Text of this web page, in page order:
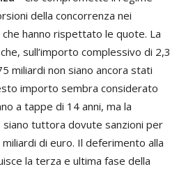
della concorrenza nei
hanno rispettato le quote. La
sull’importo complessivo di 2,3
miliardi non siano ancora stati
importo sembra considerato
a tappe di 14 anni, ma la
siano tuttora dovute sanzioni per
di euro. Il deferimento alla
la terza e ultima fase della